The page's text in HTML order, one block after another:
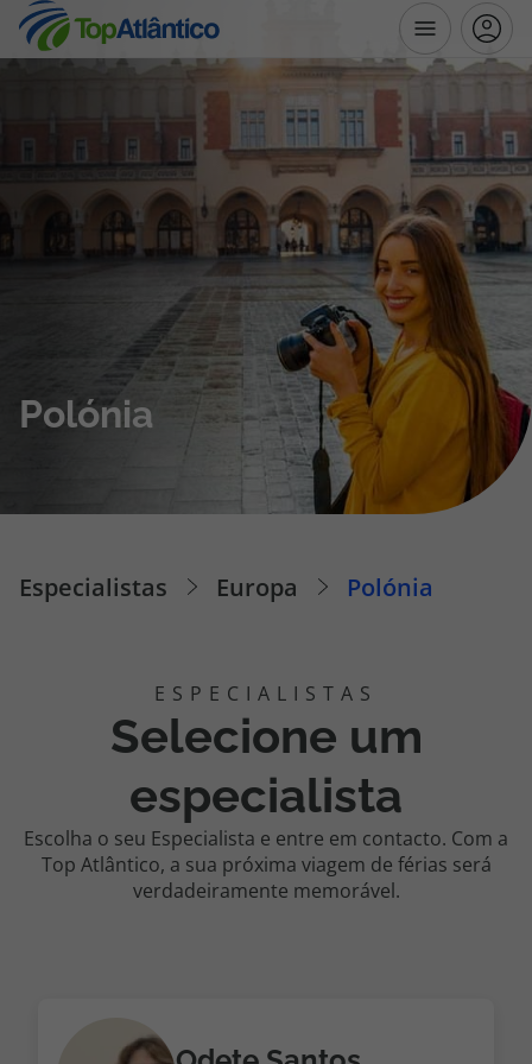
Destinos
Voos
Hotéis
Voos + Hotel
Pacotes de Férias
Escapadinhas
Cruzeiros
Especialistas
Cheque Viagem
Rede de Lojas
Blog TopViagens
Polónia
Especialistas Europa Polónia
Selecione um
especialista
Escolha o seu Especialista e entre em contacto. Com a
Top Atlântico, a sua próxima viagem de férias será
verdadeiramente memorável.